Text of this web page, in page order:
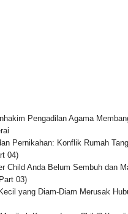
Pengadilan Agama
Pernikahan: Konflik Rumah
04)
Child Anda Belum Sembuh dan
03)
yang Diam-Diam Merusak